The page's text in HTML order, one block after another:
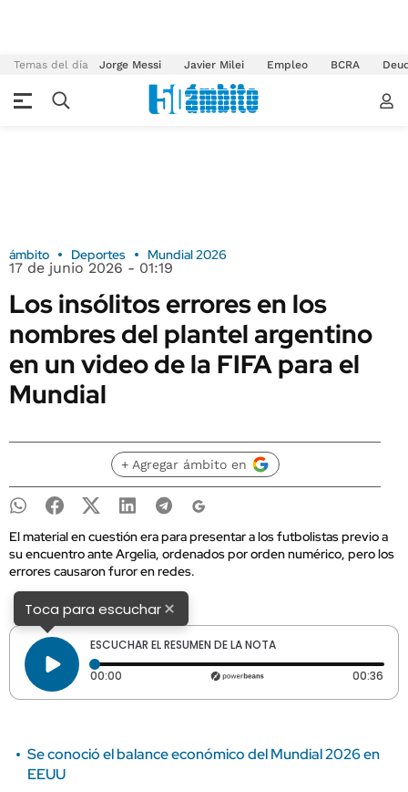
Temas del día Jorge Messi Javier Milei Empleo BCRA
ámbito Deportes Mundial 2026
17 de junio 2026 - 01:19
Los insólitos errores en los
nombres del plantel argentino
en un video de la FIFA para el
Mundial
+ Agregar ámbito en
El material en cuestión era para presentar a los futbolistas previo a
su encuentro ante Argelia, ordenados por orden numérico, pero los
errores causaron furor en redes.
Toca para escuchar×
ESCUCHAR EL RESUMEN DE LA NOTA
00:00 Tiempo transcurrido: 0 segundos 00:36
Se conoció el balance económico del Mundial 2026 en
EEUU